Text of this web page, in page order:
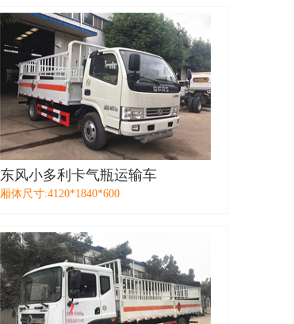
东风小多利卡气瓶运输车
厢体尺寸:4120*1840*600